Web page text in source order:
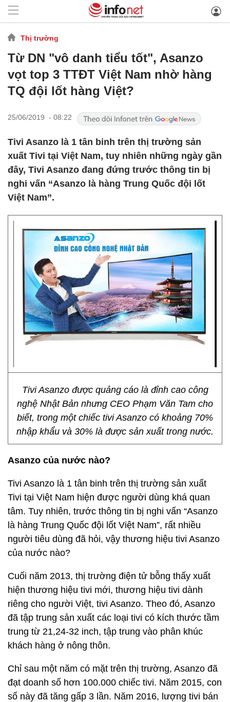
Thị trường
Từ DN "vô danh tiểu tốt", Asanzo
vọt top 3 TTĐT Việt Nam nhờ hàng
TQ đội lốt hàng Việt?
25/06/2019 - 08:22
Tivi Asanzo là 1 tân binh trên thị trường sản
xuất Tivi tại Việt Nam, tuy nhiên những ngày gần
đây, Tivi Asanzo đang đứng trước thông tin bị
nghi vấn “Asanzo là hàng Trung Quốc đội lốt
Việt Nam”.
Tivi Asanzo được quảng cáo là đỉnh cao công
nghệ Nhật Bản nhưng CEO Phạm Văn Tam cho
biết, trong một chiếc tivi Asanzo có khoảng 70%
nhập khẩu và 30% là được sản xuất trong nước.
Asanzo của nước nào?
Tivi Asanzo là 1 tân binh trên thị trường sản xuất
Tivi tại Việt Nam hiện được người dùng khá quan
tâm. Tuy nhiên, trước thông tin bị nghi vấn “Asanzo
là hàng Trung Quốc đội lốt Việt Nam”, rất nhiều
người tiêu dùng đã hỏi, vậy thương hiệu tivi Asanzo
của nước nào?
Cuối năm 2013, thị trường điện tử bỗng thấy xuất
hiện thương hiệu tivi mới, thương hiệu tivi dành
riêng cho người Việt, tivi Asanzo. Theo đó, Asanzo
đã tập trung sản xuất các loại tivi có kích thước tầm
trung từ 21,24-32 inch, tập trung vào phân khúc
khách hàng ở nông thôn.
Chỉ sau một năm có mặt trên thị trường, Asanzo đã
đạt doanh số hơn 100.000 chiếc tivi. Năm 2015, con
số này đã tăng gấp 3 lần. Năm 2016, lượng tivi bán